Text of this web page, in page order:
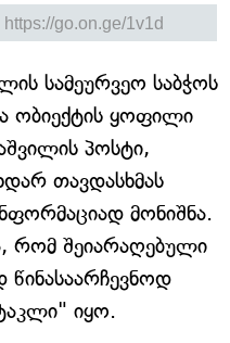
სამეურვეო საბჭოს
ობიექტის ყოფილი
პოსტი,
თავდასხმას
მონიშნა.
რომ შეიარაღებული
იყო.